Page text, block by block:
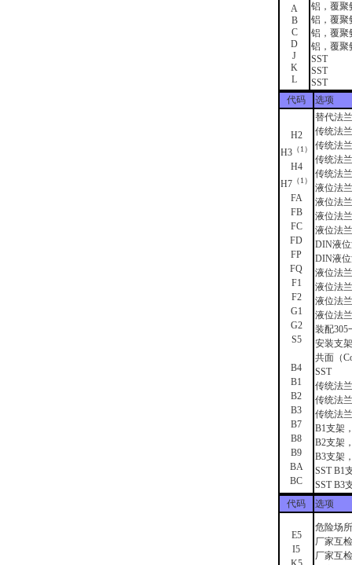
A
B
C
D
J
K
L
铝，覆聚
铝，覆聚
铝，覆聚
铝，覆聚
SST
SST
SST
代码
选项
H2
H3 （1）
H4
H7 （1）
FA
FB
FC
FD
FP
FQ
F1
F2
G1
G2
S5
B4
B1
B2
B3
B7
B8
B9
BA
BC
替代法
传统法
传统法
传统法
传统法
液位法
液位法
液位法
液位法
DIN液位
DIN液位
液位法
液位法
液位法
液位法
装配305
安装支架
共面（
SST
传统法
传统法
传统法
B1支架
B2支架
B3支架
SST B1
SST B3
代码
选项
E5
I5
危险场
厂家互
厂家互